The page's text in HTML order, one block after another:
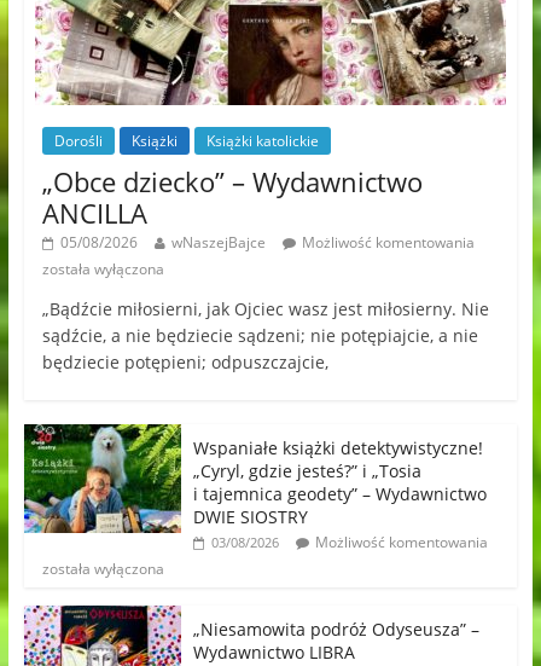
Dorośli Książki Książki katolickie
„Obce dziecko” – Wydawnictwo
ANCILLA
05/08/2026 wNaszejBajce
Możliwość komentowania
została wyłączona
„Bądźcie miłosierni, jak Ojciec wasz jest miłosierny. Nie
sądźcie, a nie będziecie sądzeni; nie potępiajcie, a nie
będziecie potępieni; odpuszczajcie,
Wspaniałe książki detektywistyczne!
„Cyryl, gdzie jesteś?” i „Tosia
i tajemnica geodety” – Wydawnictwo
DWIE SIOSTRY
03/08/2026
Możliwość komentowania
została wyłączona
„Niesamowita podróż Odyseusza” –
Wydawnictwo LIBRA